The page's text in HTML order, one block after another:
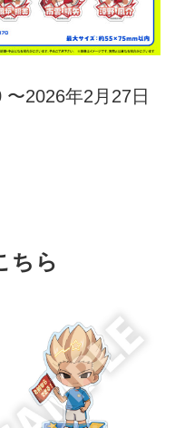
2026年2月27日
ちら